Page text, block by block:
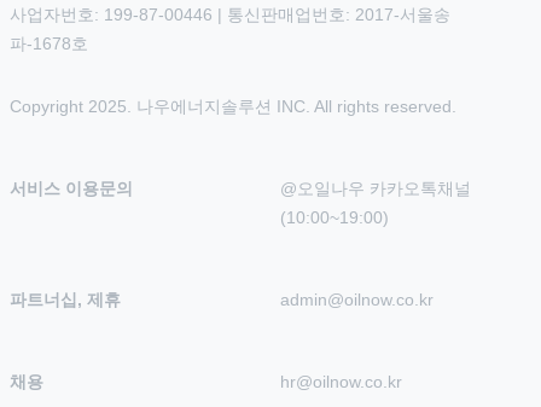
사업자번호: 199-87-00446 | 통신판매업번호: 2017-서울송
파-1678호
Copyright 2025. 나우에너지솔루션 INC. All rights reserved.
서비스 이용문의
@오일나우 카카오톡채널
(10:00~19:00)
파트너십, 제휴 admin@oilnow.co.kr
채용 hr@oilnow.co.kr